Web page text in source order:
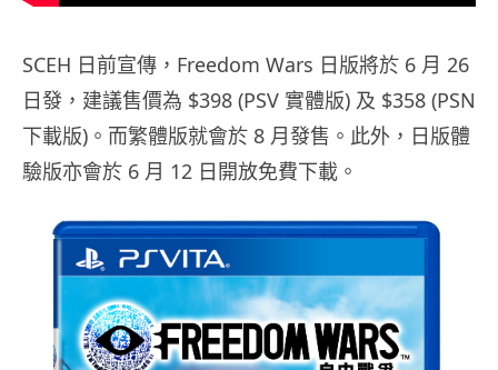
SCEH 日前宣傳，Freedom Wars 日版將於 6 月 26
日發，建議售價為 $398 (PSV 實體版) 及 $358 (PSN
下載版)。而繁體版就會於 8 月發售。此外，日版體
驗版亦會於 6 月 12 日開放免費下載。